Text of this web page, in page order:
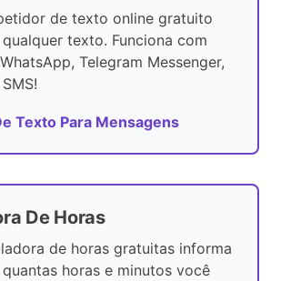
de texto online gratuito
texto. Funciona com
Telegram Messenger,
Texto Para Mensagens
De Horas
de horas gratuitas informa
horas e minutos você